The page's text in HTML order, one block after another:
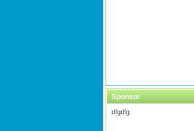
Sponsor
dfgdfg